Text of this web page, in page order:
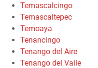
Temascalcingo
Temascaltepec
Temoaya
Tenancingo
Tenango del Aire
Tenango del Valle